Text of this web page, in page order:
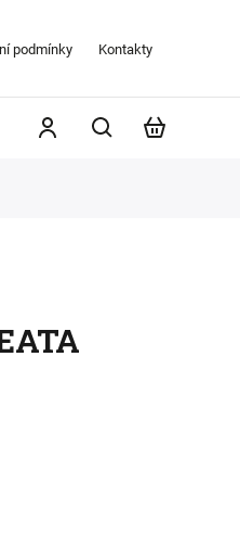
podmínky Kontakty
Kontakty